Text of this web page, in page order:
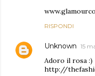
RISPONDI
Unknown 15
Adoro il rosa :)
http://